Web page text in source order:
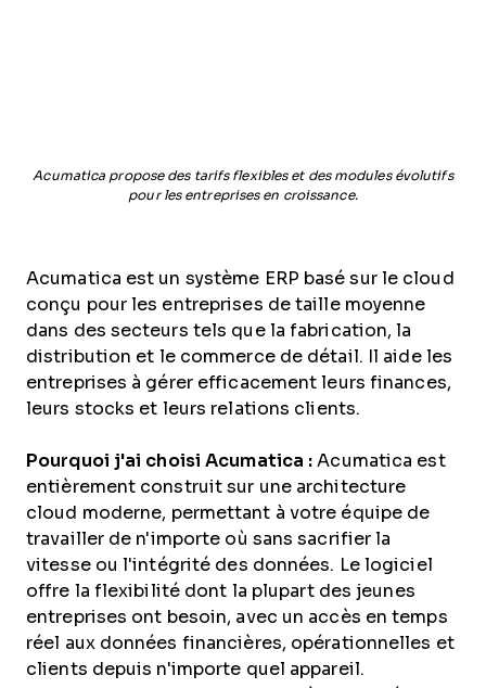
Acumatica propose des tarifs flexibles et des modules évolutifs
pour les entreprises en croissance.
Acumatica est un système ERP basé sur le cloud
conçu pour les entreprises de taille moyenne
dans des secteurs tels que la fabrication, la
distribution et le commerce de détail. Il aide les
entreprises à gérer efficacement leurs finances,
leurs stocks et leurs relations clients.
Pourquoi j'ai choisi Acumatica : Acumatica est
entièrement construit sur une architecture
cloud moderne, permettant à votre équipe de
travailler de n'importe où sans sacrifier la
vitesse ou l'intégrité des données. Le logiciel
offre la flexibilité dont la plupart des jeunes
entreprises ont besoin, avec un accès en temps
réel aux données financières, opérationnelles et
clients depuis n'importe quel appareil.